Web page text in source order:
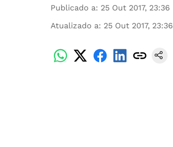
Publicado a: 25 Out 2017, 23:36
Atualizado a: 25 Out 2017, 23:36